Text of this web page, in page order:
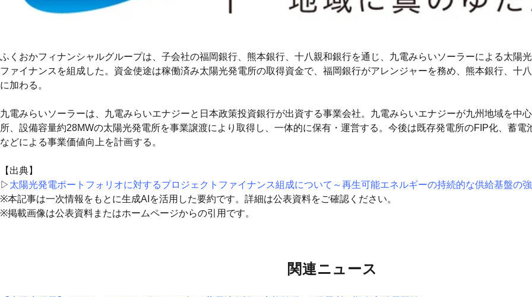
ふくおかフィナンシャルグループは、子会社の福岡銀行、熊本銀行、十八親和銀行を通じ、九電みらいソーラーによる太陽
ファイナンスを組成した。資金使途は稼働済み太陽光発電所の取得資金で、福岡銀行がアレンジャーを務め、熊本銀行、十
に加わる。
九電みらいソーラーは、九電みらいエナジーと日本政策投資銀行が出資する事業会社。九電みらいエナジーが九州地域を中
所、設備容量約28MWの太陽光発電所を事業譲渡により取得し、一体的に保有・運営する。今後は既存発電所のFIP化、蓄電
などによる事業価値向上を計画する。
【出典】
▷ 太陽光発電ポートフォリオに対するプロジェクトファイナンス組成について～再生可能エネルギーの持続的な供給基盤の
※本記事は一次情報をもとに生成AIを活用した要約です。詳細は公表資料をご確認ください。
※掲載画像は公表資料またはホームページからの引用です。
関連ニュース